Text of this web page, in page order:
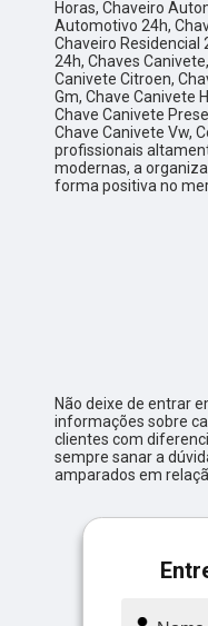
Horas, Chaveiro
Automotivo 24h,
Chaveiro Residencial
24h, Chaves
Canivete Citroen,
Gm, Chave Canivete
Chave Canivete
Chave Canivete Vw,
profissionais
modernas, a
forma positiva no
Não deixe de entrar
informações sobre
clientes com
sempre sanar a
amparados em